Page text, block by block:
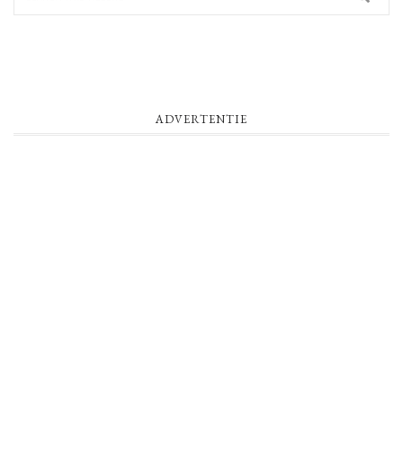
ADVERTENTIE